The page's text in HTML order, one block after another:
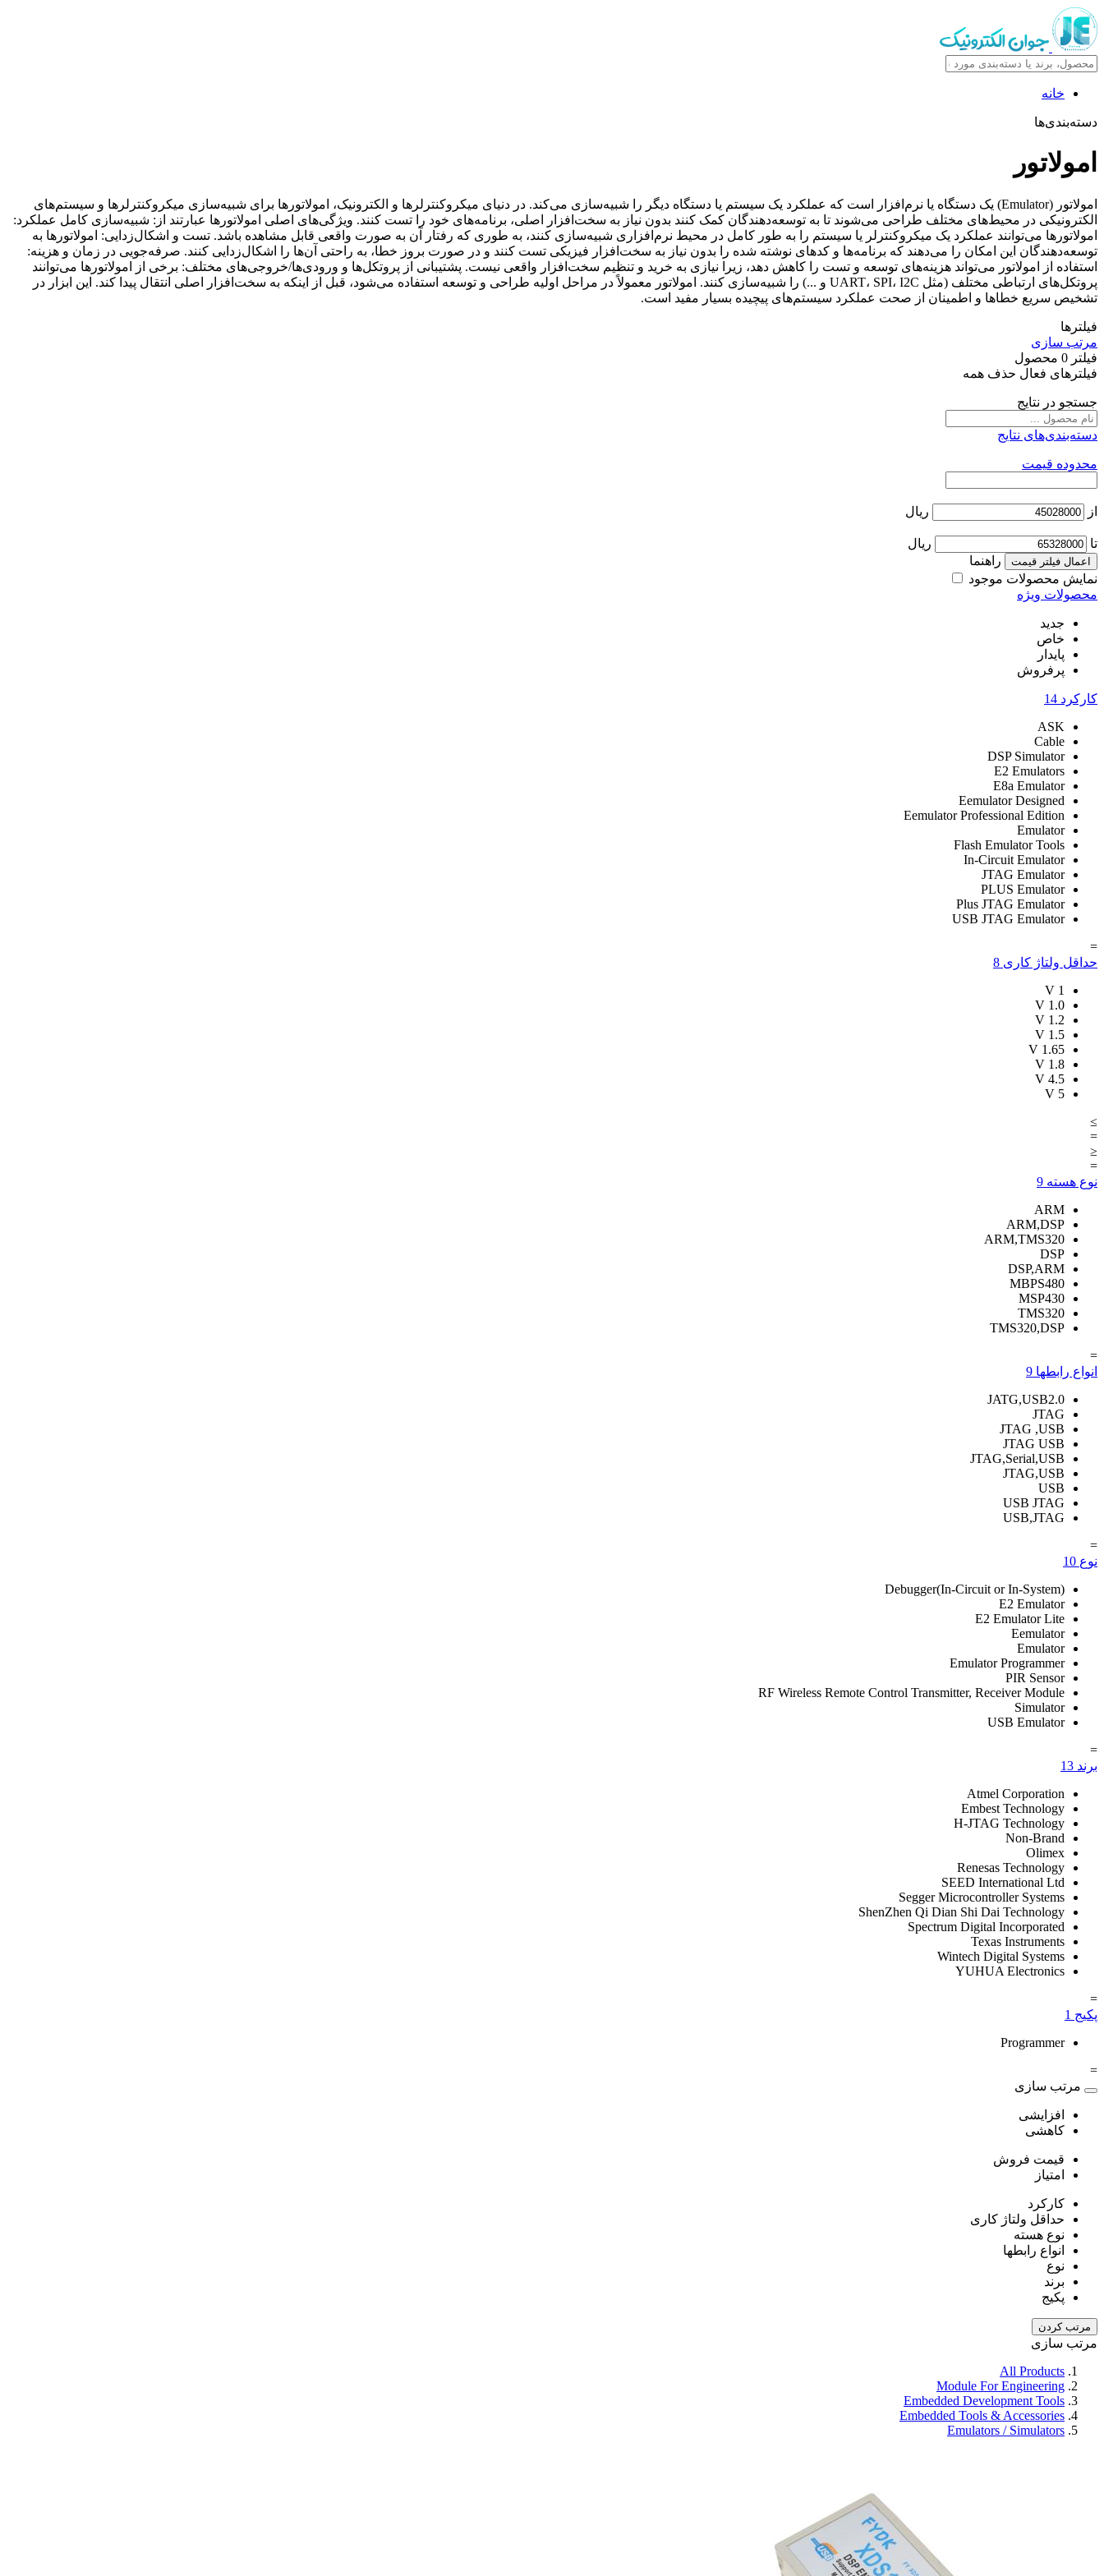
خانه
دسته‌بندی‌ها
امولاتور
امولاتور (Emulator) یک دستگاه یا نرم‌افزار است که عملکرد یک سیستم یا دستگاه دیگر را شبیه‌سازی می‌کند. در دنیای میکروکنترلرها و الکترونیک، امولاتورها برای شبیه‌سازی میکروکنترلرها و سیستم‌های
الکترونیکی در محیط‌های مختلف طراحی می‌شوند تا به توسعه‌دهندگان کمک کنند بدون نیاز به سخت‌افزار اصلی، برنامه‌های خود را تست کنند. ویژگی‌های اصلی امولاتورها عبارتند از: شبیه‌سازی کامل عملکرد:
امولاتورها می‌توانند عملکرد یک میکروکنترلر یا سیستم را به طور کامل در محیط نرم‌افزاری شبیه‌سازی کنند، به طوری که رفتار آن به صورت واقعی قابل مشاهده باشد. تست و اشکال‌زدایی: امولاتورها به
توسعه‌دهندگان این امکان را می‌دهند که برنامه‌ها و کدهای نوشته شده را بدون نیاز به سخت‌افزار فیزیکی تست کنند و در صورت بروز خطا، به راحتی آن‌ها را اشکال‌زدایی کنند. صرفه‌جویی در زمان و هزینه:
استفاده از امولاتور می‌تواند هزینه‌های توسعه و تست را کاهش دهد، زیرا نیازی به خرید و تنظیم سخت‌افزار واقعی نیست. پشتیبانی از پروتکل‌ها و ورودی‌ها/خروجی‌های مختلف: برخی از امولاتورها می‌توانند
پروتکل‌های ارتباطی مختلف (مثل UART، SPI، I2C و ...) را شبیه‌سازی کنند. امولاتور معمولاً در مراحل اولیه طراحی و توسعه استفاده می‌شود، قبل از اینکه به سخت‌افزار اصلی انتقال پیدا کند. این ابزار در
تشخیص سریع خطاها و اطمینان از صحت عملکرد سیستم‌های پیچیده بسیار مفید است.
فیلترها
مرتب سازی
فیلتر 0 محصول
فیلترهای فعال حذف همه
جستجو در نتایج
دسته‌بندی‌های نتایج
محدوده قیمت
از ریال
تا ریال
اعمال فیلتر قیمت
راهنما
نمایش محصولات موجود
محصولات ویژه
جدید
خاص
پایدار
پرفروش
کارکرد 14
ASK
Cable
DSP Simulator
E2 Emulators
E8a Emulator
Eemulator Designed
Eemulator Professional Edition
Emulator
Flash Emulator Tools
In-Circuit Emulator
JTAG Emulator
PLUS Emulator
Plus JTAG Emulator
USB JTAG Emulator
=
حداقل ولتاژ کاری 8
1
V
1.0
V
1.2
V
1.5
V
1.65
V
1.8
V
4.5
V
5
V
≥
=
≤
=
نوع هسته 9
ARM
ARM,DSP
ARM,TMS320
DSP
DSP,ARM
MBPS480
MSP430
TMS320
TMS320,DSP
=
انواع رابطها 9
JATG,USB2.0
JTAG
JTAG ,USB
JTAG USB
JTAG,Serial,USB
JTAG,USB
USB
USB JTAG
USB,JTAG
=
نوع 10
Debugger(In-Circuit or In-System)
E2 Emulator
E2 Emulator Lite
Eemulator
Emulator
Emulator Programmer
PIR Sensor
RF Wireless Remote Control Transmitter, Receiver Module
Simulator
USB Emulator
=
برند 13
Atmel Corporation
Embest Technology
H-JTAG Technology
Non-Brand
Olimex
Renesas Technology
SEED International Ltd
Segger Microcontroller Systems
ShenZhen Qi Dian Shi Dai Technology
Spectrum Digital Incorporated
Texas Instruments
Wintech Digital Systems
YUHUA Electronics
=
پکیج 1
Programmer
=
مرتب سازی
افزایشی
کاهشی
قیمت فروش
امتیاز
کارکرد
حداقل ولتاژ کاری
نوع هسته
انواع رابطها
نوع
برند
پکیج
مرتب کردن
مرتب سازی
All Products
Module For Engineering
Embedded Development Tools
Embedded Tools & Accessories
Emulators / Simulators